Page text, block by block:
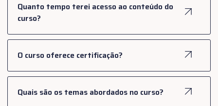
Quanto tempo terei acesso ao conteúdo do
curso?
O curso oferece certificação?
Quais são os temas abordados no curso?